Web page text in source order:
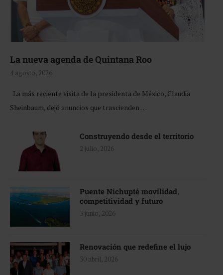
La nueva agenda de Quintana Roo
4 agosto, 2026
La más reciente visita de la presidenta de México, Claudia
Sheinbaum, dejó anuncios que trascienden …
Construyendo desde el territorio
2 julio, 2026
Puente Nichupté movilidad,
competitividad y futuro
3 junio, 2026
Renovación que redefine el lujo
30 abril, 2026